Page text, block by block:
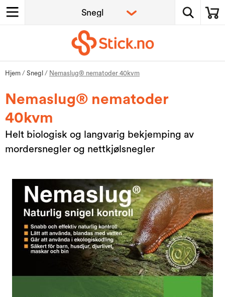
Hjem / Snegl / Nemaslug® nematoder 40kvm
Nemaslug® nematoder
40kvm
Helt biologisk og langvarig bekjemping av
mordersnegler og nettkjølsnegler